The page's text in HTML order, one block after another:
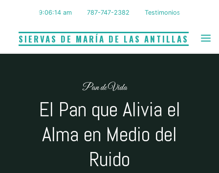
contenidoSIERVAS DE MARÍA DE LAS ANTILLAS
9:06:15 am 787-747-2382 Testimonios
Pan de Vida
El Pan que Alivia el
Alma en Medio del
Ruido